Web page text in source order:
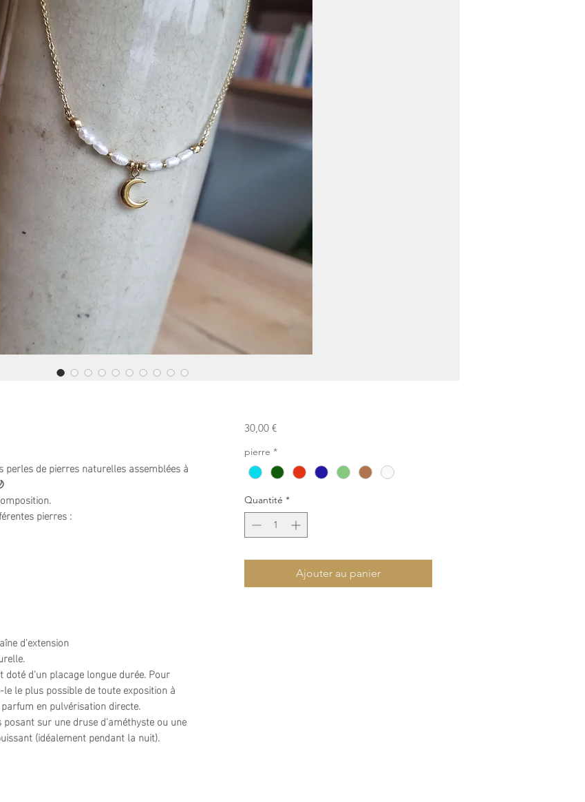
de pierres naturelles assemblées à
pierres :
d'extension
doté d'un placage longue durée. Pour
le plus possible de toute exposition à
en pulvérisation directe.
sur une druse d'améthyste ou une
(idéalement pendant la nuit).
30,00 €Prix
pierre *
Quantité *
Ajouter au panier